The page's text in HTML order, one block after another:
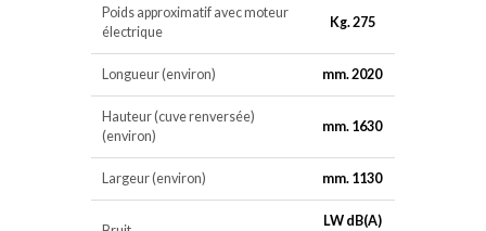
Poids approximatif avec moteur
électrique
Kg. 275
Longueur (environ) mm. 2020
Hauteur (cuve renversée)
(environ)
mm. 1630
Largeur (environ) mm. 1130
LW dB(A)